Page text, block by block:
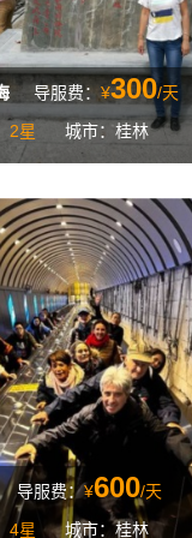
导服费： ¥300/天
2星 城市：桂林
导服费：¥600/天
4星 城市：桂林